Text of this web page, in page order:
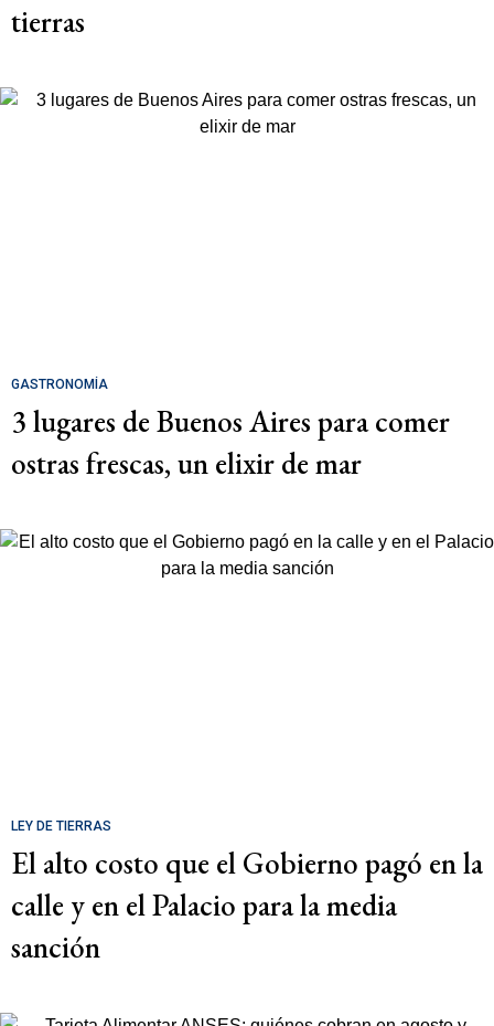
tierras
GASTRONOMÍA
3 lugares de Buenos Aires para comer
ostras frescas, un elixir de mar
LEY DE TIERRAS
El alto costo que el Gobierno pagó en la
calle y en el Palacio para la media
sanción